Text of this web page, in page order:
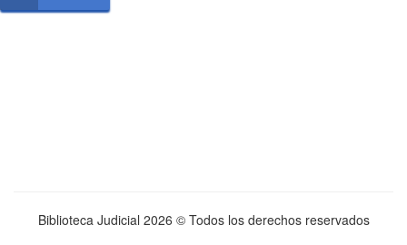
Biblioteca Judicial 2026 © Todos los derechos reservados